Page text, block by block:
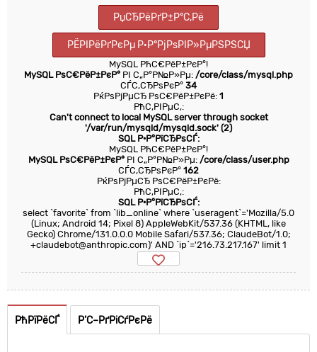
РџСЂРёРґР±Р°С‚Рё
РЁРІРёРґРєРµ Р·Р°РјРѕРІР»РµРЅРЅСЏ
MySQL РћС€РёР±РєР°!
MySQL РѕС€РёР±РєР° РІ С„Р°Р№Р»Рµ: /core/class/mysql.php
СЃС‚СЂРѕРєР° 34
РќРѕРјРµСЂ РѕС€РёР±РєРё: 1
РћС‚РІРµС‚:
Can't connect to local MySQL server through socket
'/var/run/mysqld/mysqld.sock' (2)
SQL Р·Р°РїСЂРѕСЃ:
MySQL РћС€РёР±РєР°!
MySQL РѕС€РёР±РєР°РІ С„Р°Р№Р»Рµ: /core/class/user.php
СЃС‚СЂРѕРєР° 162
РќРѕРјРµСЂ РѕС€РёР±РєРё:
РћС‚РІРµС‚:
SQL Р·Р°РїСЂРѕСЃ:
select `favorite` from `lib_online` where `useragent`='Mozilla/5.0
(Linux; Android 14; Pixel 8) AppleWebKit/537.36 (KHTML, like
Gecko) Chrome/131.0.0.0 Mobile Safari/537.36; ClaudeBot/1.0;
+claudebot@anthropic.com)' AND `ip`='216.73.217.167' limit 1
РћРїРёСЃ Р’С–РґРіСѓРєРё